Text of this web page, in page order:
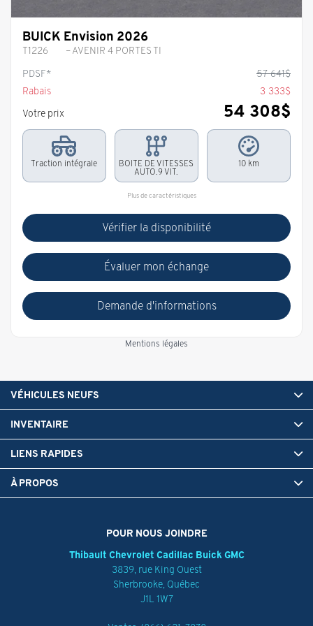
BUICK Envision 2026
T1226
– AVENIR 4 PORTES TI
PDSF*
57 641$
Rabais
3 333$
Votre prix
54 308$
Traction intégrale
BOITE DE VITESSES
AUTO.9 VIT.
10 km
Plus de caractéristiques
Vérifier la disponibilité
Évaluer mon échange
Demande d'informations
Mentions légales
POUR NOUS JOINDRE
Thibault Chevrolet Cadillac Buick GMC
3839, rue King Ouest
Sherbrooke, Québec
J1L 1W7
VÉHICULES NEUFS
INVENTAIRE
LIENS RAPIDES
À PROPOS